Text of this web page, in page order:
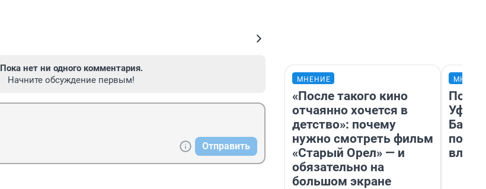
Пока нет ни одного комментария.
Начните обсуждение первым!
Отправить
МНЕНИЕ
«После такого кино
отчаянно хочется в
детство»: почему
нужно смотреть фильм
«Старый Орел» — и
обязательно на
большом экране
Уфы: